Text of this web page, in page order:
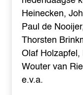
Heinecken,
Paul de
Thorsten
Olaf
Wouter van
e.v.a.